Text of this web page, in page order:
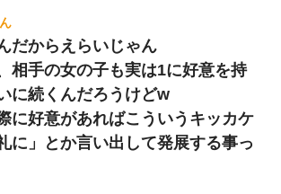
だからえらいじゃん
相手の女の子も実は1に好意を持
に続くんだろうけどw
に好意があればこういうキッカケ
に」とか言い出して発展する事っ